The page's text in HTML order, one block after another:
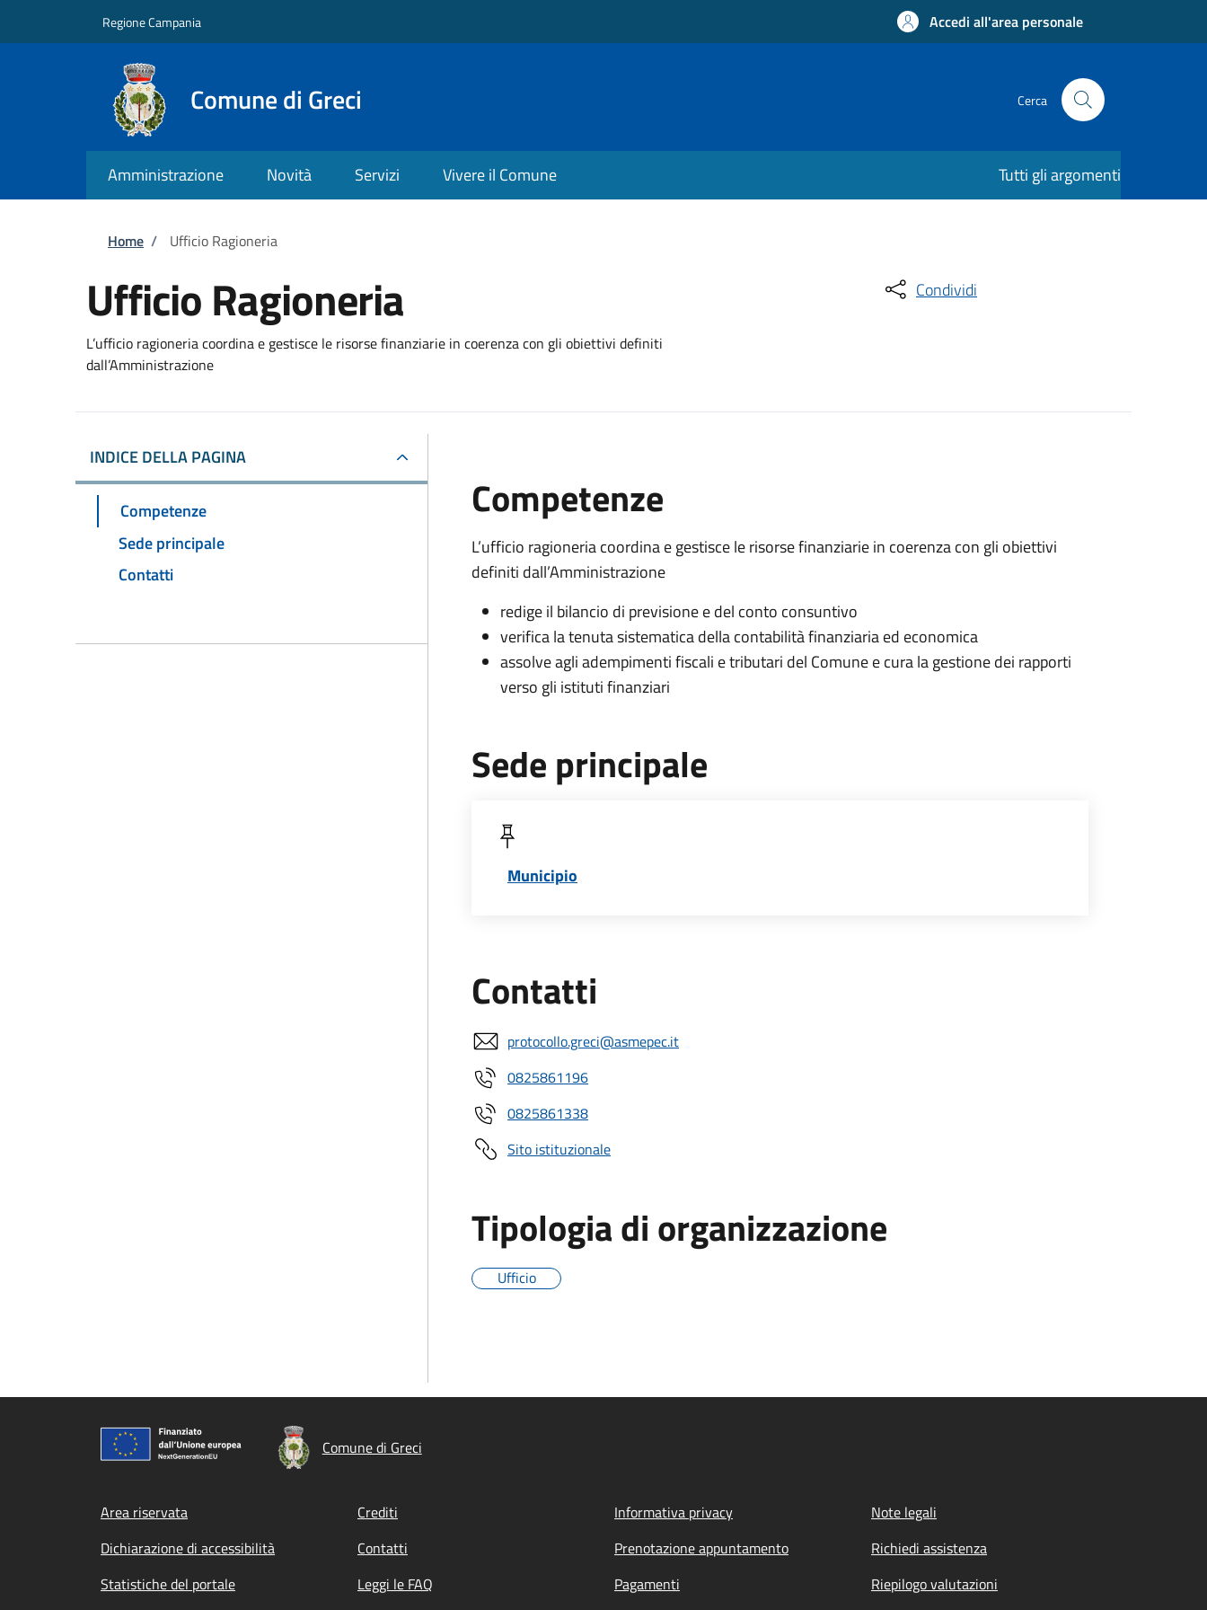
Regione Campania Accedi all'area personale
Comune di Greci Cerca
Amministrazione Novità Servizi Vivere il Comune Tutti gli argomenti
Briciole di pane
Home / Ufficio Ragioneria
Ufficio Ragioneria
L’ufficio ragioneria coordina e gestisce le risorse finanziarie in coerenza con gli obiettivi definiti
dall’Amministrazione
Condividi
INDICE DELLA PAGINA
Competenze
Sede principale
Contatti
Competenze
L’ufficio ragioneria coordina e gestisce le risorse finanziarie in coerenza con gli obiettivi
definiti dall’Amministrazione
redige il bilancio di previsione e del conto consuntivo
verifica la tenuta sistematica della contabilità finanziaria ed economica
assolve agli adempimenti fiscali e tributari del Comune e cura la gestione dei rapporti
verso gli istituti finanziari
Sede principale
Municipio
Contatti
protocollo.greci@asmepec.it
0825861196
0825861338
Sito istituzionale
Tipologia di organizzazione
Ufficio
Comune di Greci
Footer menu
Area riservata Crediti Informativa privacy
Note legali
Dichiarazione di accessibilità
Contatti Prenotazione appuntamento
Richiedi assistenza
Statistiche del portale
Leggi le FAQ Pagamenti
Riepilogo valutazioni